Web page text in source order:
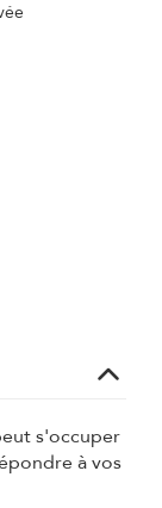
s'occuper
à vos